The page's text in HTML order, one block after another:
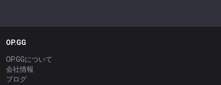
OP.GG
OP.GGについて
会社情報
ブログ